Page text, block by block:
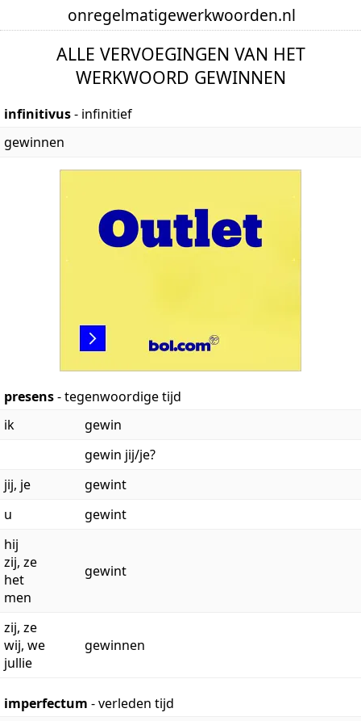
onregelmatigewerkwoorden.nl
ALLE VERVOEGINGEN VAN HET
WERKWOORD GEWINNEN
infinitivus- infinitief
gewinnen
presens- tegenwoordige tijd
ik
gewin
gewin jij/je?
jij, je
gewint
u
gewint
hij
zij, ze
het
men
gewint
zij, ze
wij, we
jullie
gewinnen
imperfectum - verleden tijd